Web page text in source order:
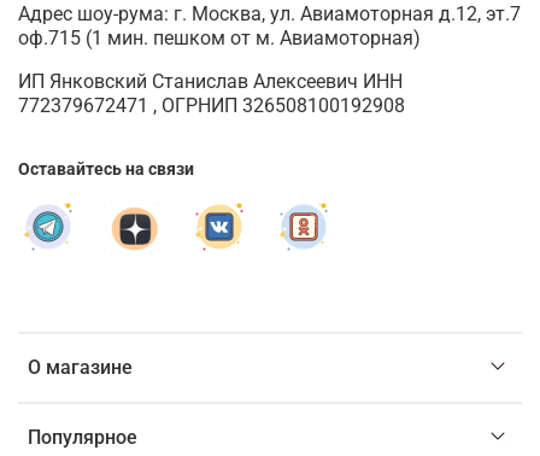
О магазине
Популярное
Адрес шоу-рума: г. Москва, ул. Авиамоторная д.12, эт.7
оф.715 (1 мин. пешком от м. Авиамоторная)
ИП Янковский Станислав Алексеевич ИНН
772379672471 , ОГРНИП 326508100192908
Оставайтесь на связи